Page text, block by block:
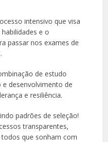
intensivo que visa
e o
passar nos exames de
de estudo
desenvolvimento de
e resiliência.
padrões de seleção!
transparentes,
que sonham com